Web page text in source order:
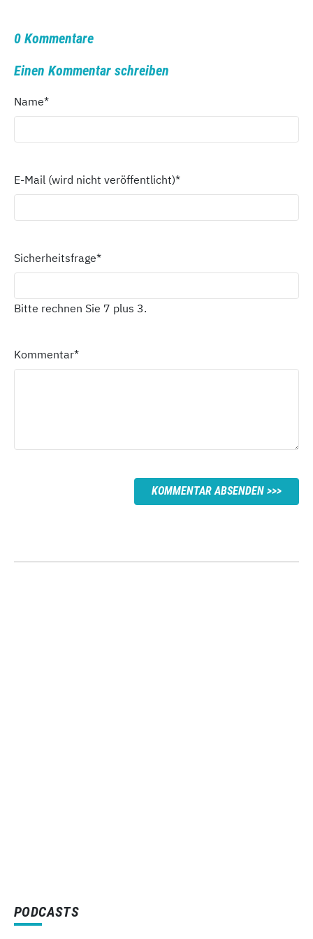
0 Kommentare
Einen Kommentar schreiben
Name*
E-Mail (wird nicht veröffentlicht)*
Sicherheitsfrage*
Bitte rechnen Sie 7 plus 3.
Kommentar*
KOMMENTAR ABSENDEN
PODCASTS